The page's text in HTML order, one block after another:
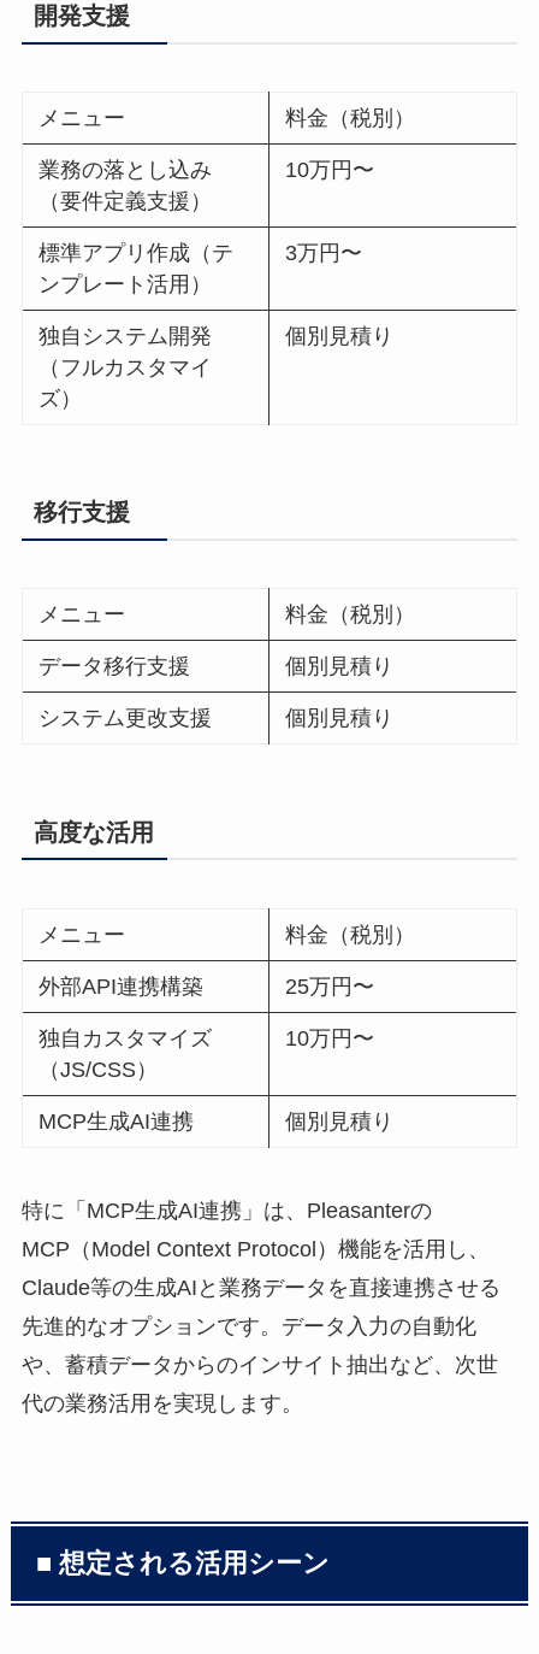
開発支援
メニュー 料金（税別）
業務の落とし込み
（要件定義支援）
10万円〜
標準アプリ作成（テ
ンプレート活用）
3万円〜
独自システム開発
（フルカスタマイ
ズ）
個別見積り
移行支援
メニュー 料金（税別）
データ移行支援 個別見積り
システム更改支援 個別見積り
高度な活用
メニュー 料金（税別）
外部API連携構築 25万円〜
独自カスタマイズ
（JS/CSS）
10万円〜
MCP生成AI連携 個別見積り
特に「MCP生成AI連携」は、Pleasanterの
MCP（Model Context Protocol）機能を活用し、
Claude等の生成AIと業務データを直接連携させる
先進的なオプションです。データ入力の自動化
や、蓄積データからのインサイト抽出など、次世
代の業務活用を実現します。
■ 想定される活用シーン